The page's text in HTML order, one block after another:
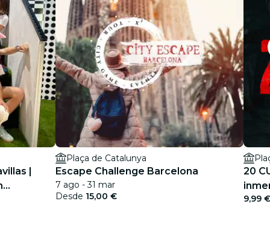
|
Plaça de Catalunya
Escape Challenge Barcelona
7 ago - 31 mar
Desde 15,00 €
20
9,99